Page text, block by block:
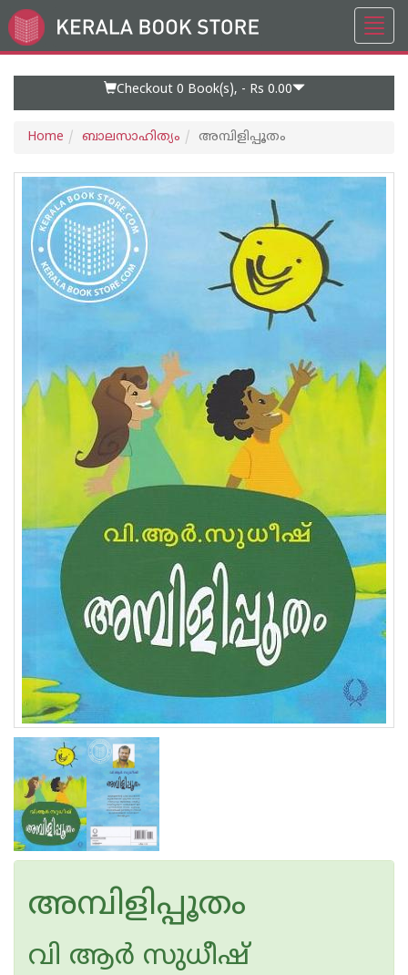
Go
to
Checkout 0 Book(s), - Rs 0.00
Home ബാലസാഹിത്യം അമ്പിളിപ്പൂതം
അമ്പിളിപ്പൂതം
വി ആര്‍ സുധീഷ്